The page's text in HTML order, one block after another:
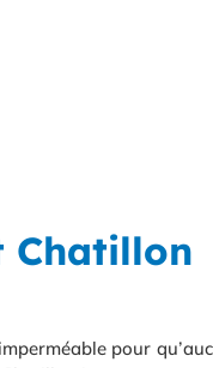
Chatillon
pour